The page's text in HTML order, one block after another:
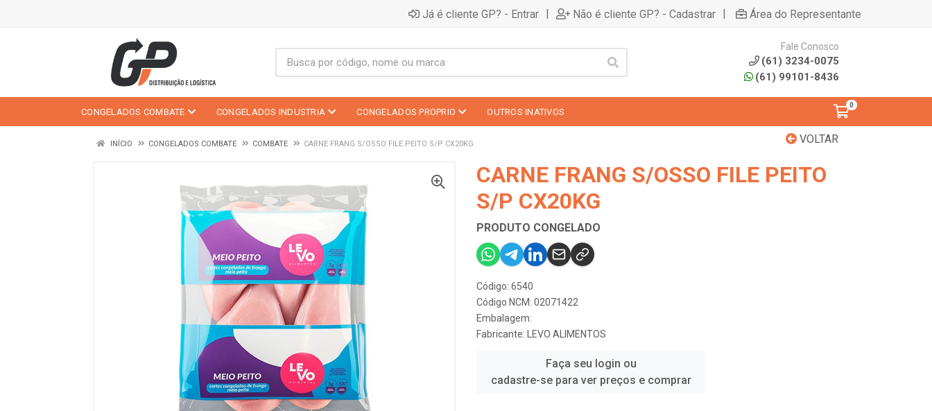
Já é cliente GP? - Entrar | Não é cliente GP? - Cadastrar | Área do Representante
Fale Conosco
(61) 3234-0075
(61) 99101-8436
CONGELADOS COMBATE CONGELADOS INDUSTRIA CONGELADOS PROPRIO OUTROS INATIVOS
0
VOLTAR
INÍCIO CONGELADOS COMBATE COMBATE CARNE FRANG S/OSSO FILE PEITO S/P CX20KG
CARNE FRANG S/OSSO FILE PEITO
S/P CX20KG
PRODUTO CONGELADO
Código: 6540
Código NCM: 02071422
Embalagem:
Fabricante:
LEVO ALIMENTOS
Faça seu login ou
cadastre-se para ver preços e comprar